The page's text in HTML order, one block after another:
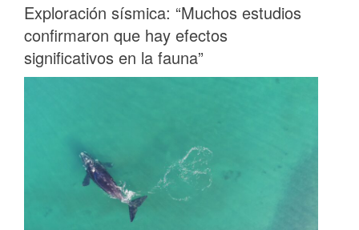
Exploración sísmica: “Muchos estudios
confirmaron que hay efectos
significativos en la fauna”